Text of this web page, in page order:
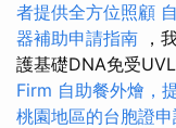
者提供全方位照顧
器補助申請指南 ，
護基礎DNA免受UVL
Firm 自助餐外燴，
桃園地區的台胞證